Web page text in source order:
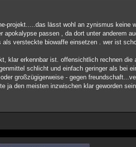
projekt.....das lässt wohl an zynismus keine
apokalypse passen , da dort unter anderem
versteckte biowaffe einsetzen . wer ist
klar erkennbar ist. offensichtlich rechnen
schlicht und einfach geringer als bei
großzügigerweise - gegen
ja den meisten inzwischen klar geworden